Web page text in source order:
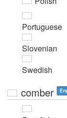
Portuguese
Slovenian
Swedish
comber